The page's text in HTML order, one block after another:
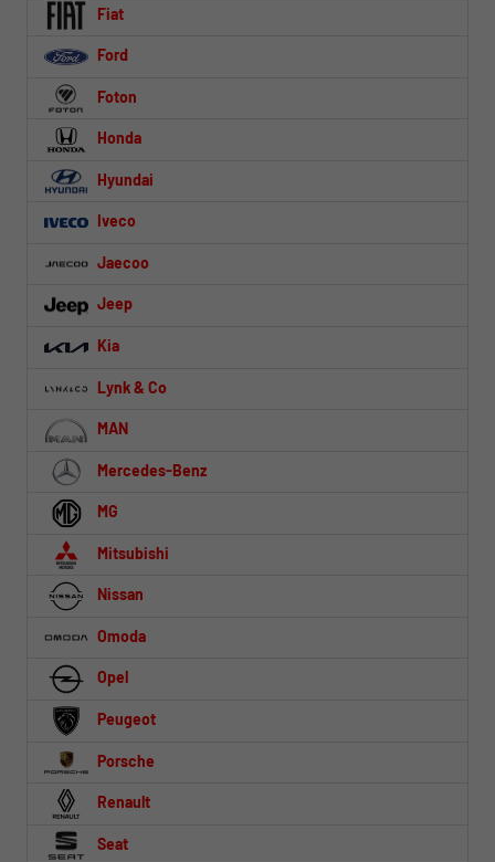
Fiat
Ford
Foton
Honda
Hyundai
Iveco
Jaecoo
Jeep
Kia
Lynk & Co
MAN
Mercedes-Benz
MG
Mitsubishi
Nissan
Omoda
Opel
Peugeot
Porsche
Renault
Seat